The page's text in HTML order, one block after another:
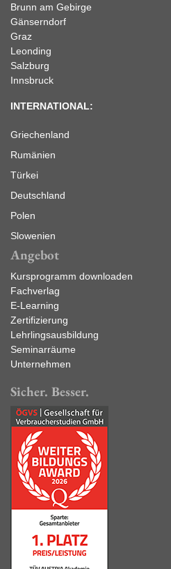
Brunn am Gebirge
Gänserndorf
Graz
Leonding
Salzburg
Innsbruck
INTERNATIONAL:
Griechenland
Rumänien
Türkei
Deutschland
Polen
Slowenien
Angebot
Kursprogramm downloaden
Fachverlag
E-Learning
Zertifizierung
Lehrlingsausbildung
Seminarräume
Unternehmen
Sicher. Besser.